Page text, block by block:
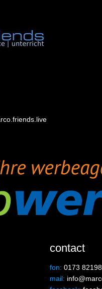
contact
fon: 0173
mail: